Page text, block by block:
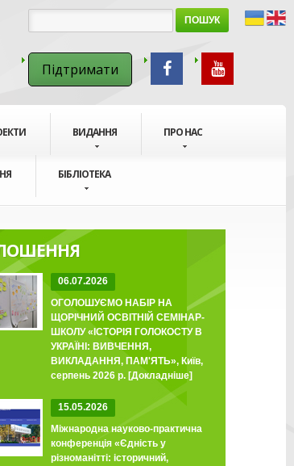
ПОШУК
Підтримати
ВИДАННЯ ПРО НАС
БІБЛІОТЕКА
06.07.2026
ОГОЛОШУЄМО НАБІР НА
ЩОРІЧНИЙ ОСВІТНІЙ СЕМІНАР-
ШКОЛУ «ІСТОРІЯ ГОЛОКОСТУ В
УКРАЇНІ: ВИВЧЕННЯ,
ВИКЛАДАННЯ, ПАМ'ЯТЬ», Київ,
серпень 2026 р. [Докладніше]
15.05.2026
Міжнародна науково-практична
конференція «Єдність у
різноманітті: історичний,